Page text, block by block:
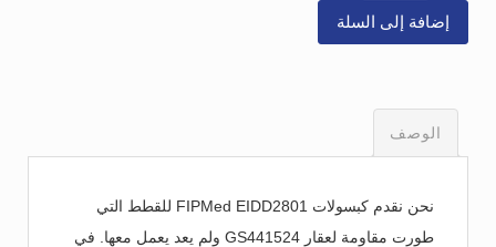
إضافة إلى السلة
الوصف
نحن نقدم كبسولات FIPMed EIDD2801 للقطط التي
طورت مقاومة لعقار GS441524 ولم يعد يعمل معها. في